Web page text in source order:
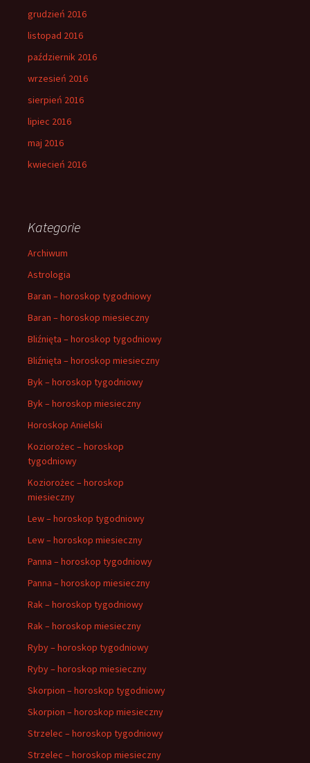
grudzień 2016
listopad 2016
październik 2016
wrzesień 2016
sierpień 2016
lipiec 2016
maj 2016
kwiecień 2016
Kategorie
Archiwum
Astrologia
Baran – horoskop tygodniowy
Baran – horoskop miesieczny
Bliźnięta – horoskop tygodniowy
Bliźnięta – horoskop miesieczny
Byk – horoskop tygodniowy
Byk – horoskop miesieczny
Horoskop Anielski
Koziorożec – horoskop
tygodniowy
Koziorożec – horoskop
miesieczny
Lew – horoskop tygodniowy
Lew – horoskop miesieczny
Panna – horoskop tygodniowy
Panna – horoskop miesieczny
Rak – horoskop tygodniowy
Rak – horoskop miesieczny
Ryby – horoskop tygodniowy
Ryby – horoskop miesieczny
Skorpion – horoskop tygodniowy
Skorpion – horoskop miesieczny
Strzelec – horoskop tygodniowy
Strzelec – horoskop miesieczny